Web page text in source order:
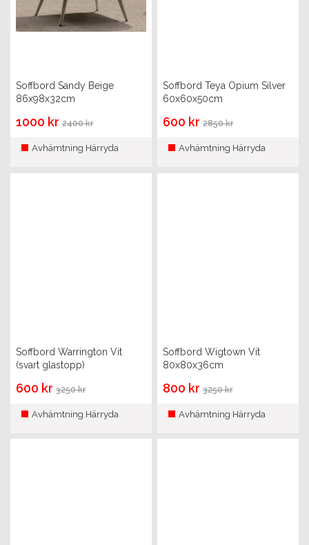
Soffbord Sandy Beige
86x98x32cm
1000 kr2400 kr
Avhämtning Härryda
Soffbord Teya Opium Silver
60x60x50cm
600 kr2850 kr
Avhämtning Härryda
Soffbord Warrington Vit
(svart glastopp)
600 kr3250 kr
Avhämtning Härryda
Soffbord Wigtown Vit
80x80x36cm
800 kr3250 kr
Avhämtning Härryda